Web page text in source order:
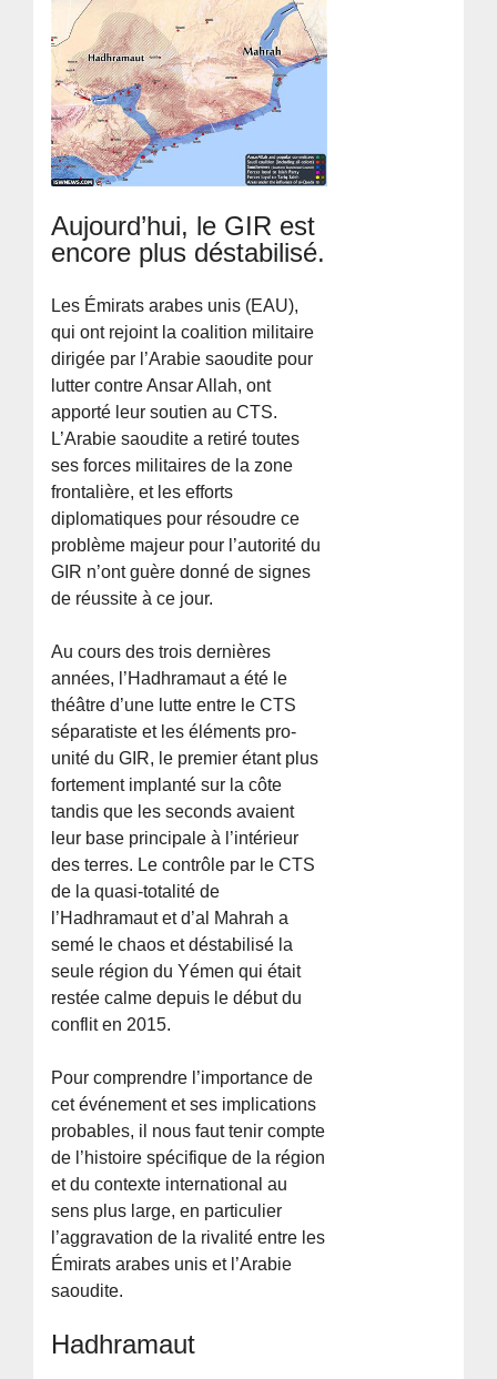
Aujourd’hui, le GIR est
encore plus déstabilisé.
Les Émirats arabes unis (EAU),
qui ont rejoint la coalition militaire
dirigée par l’Arabie saoudite pour
lutter contre Ansar Allah, ont
apporté leur soutien au CTS.
L’Arabie saoudite a retiré toutes
ses forces militaires de la zone
frontalière, et les efforts
diplomatiques pour résoudre ce
problème majeur pour l’autorité du
GIR n’ont guère donné de signes
de réussite à ce jour.
Au cours des trois dernières
années, l’Hadhramaut a été le
théâtre d’une lutte entre le CTS
séparatiste et les éléments pro-
unité du GIR, le premier étant plus
fortement implanté sur la côte
tandis que les seconds avaient
leur base principale à l’intérieur
des terres. Le contrôle par le CTS
de la quasi-totalité de
l’Hadhramaut et d’al Mahrah a
semé le chaos et déstabilisé la
seule région du Yémen qui était
restée calme depuis le début du
conflit en 2015.
Pour comprendre l’importance de
cet événement et ses implications
probables, il nous faut tenir compte
de l’histoire spécifique de la région
et du contexte international au
sens plus large, en particulier
l’aggravation de la rivalité entre les
Émirats arabes unis et l’Arabie
saoudite.
Hadhramaut